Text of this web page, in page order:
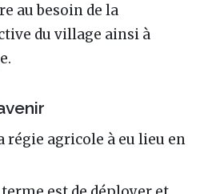
au besoin de la
du village ainsi à
régie agricole à eu lieu en